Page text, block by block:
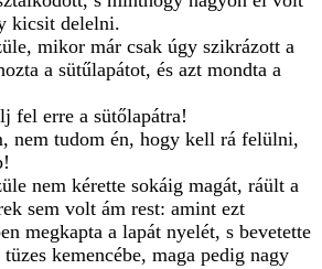
kicsit delelni.
mikor már csak úgy szikrázott a
a sütűlapátot, és azt mondta a
fel erre a sütőlapátra!
nem tudom én, hogy kell rá felülni,
nem kérette sokáig magát, ráült a
sem volt ám rest: amint ezt
megkapta a lapát nyelét, s bevetette
kemencébe, maga pedig nagy